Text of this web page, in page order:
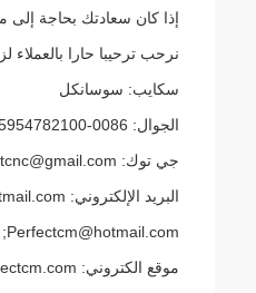
إذا كان سعادتك بحاجة إلى
نرحب ترحيبا حارا
سكايب: سوسانكل
الجوال: 0086-15954782100 (واتساب)
جي توك: jnfastcnc@gmail.com
البريد الإلكتروني: chengsusan2004@hotmail.com؛
Perfectcm@hotmail.com;
موقع الكتروني: www.perfectcm.com